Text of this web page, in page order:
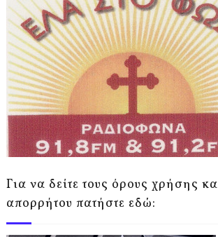
Για να δείτε τους όρους χρήσης
απορρήτου πατήστε εδώ: